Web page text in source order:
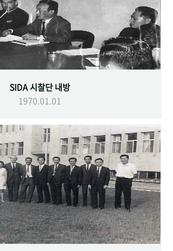
SIDA 시찰단 내방
1970.01.01